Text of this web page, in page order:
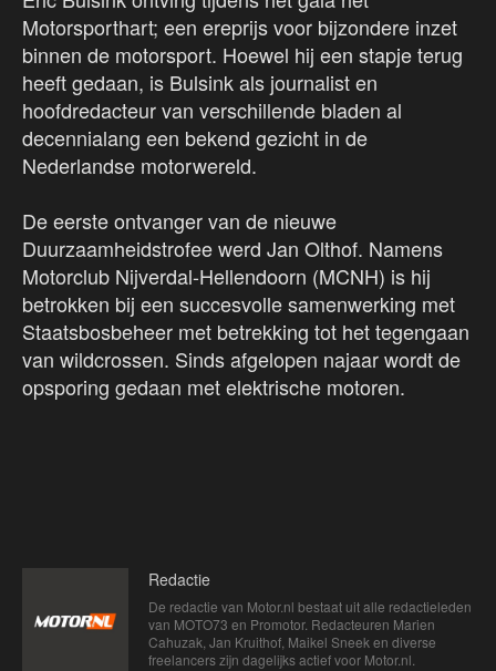
Motorsporthart; een ereprijs voor bijzondere inzet
binnen de motorsport. Hoewel hij een stapje terug
heeft gedaan, is Bulsink als journalist en
hoofdredacteur van verschillende bladen al
decennialang een bekend gezicht in de
Nederlandse motorwereld.
De eerste ontvanger van de nieuwe
Duurzaamheidstrofee werd Jan Olthof. Namens
Motorclub Nijverdal-Hellendoorn (MCNH) is hij
betrokken bij een succesvolle samenwerking met
Staatsbosbeheer met betrekking tot het tegengaan
van wildcrossen. Sinds afgelopen najaar wordt de
opsporing gedaan met elektrische motoren.
Redactie
De redactie van Motor.nl bestaat uit alle redactieleden
van MOTO73 en Promotor. Redacteuren Marien
Cahuzak, Jan Kruithof, Maikel Sneek en diverse
freelancers zijn dagelijks actief voor Motor.nl.